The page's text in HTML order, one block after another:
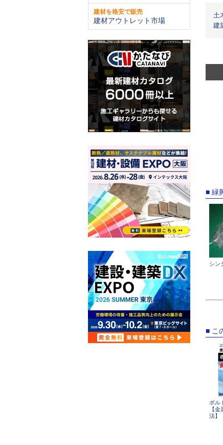
建材を格安で販売
建材アウトレット市場
土
建
■ 緑
シン
■ こ
ボル
【
法】